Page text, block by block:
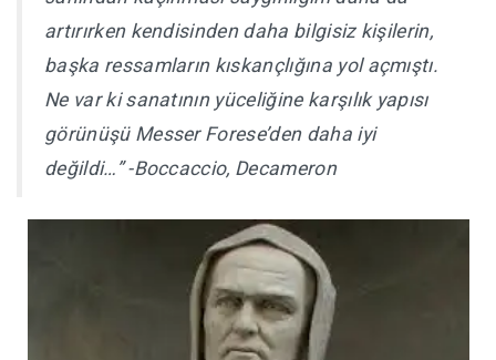
artırırken kendisinden daha bilgisiz kişilerin,
başka ressamların kıskançlığına yol açmıştı.
Ne var ki sanatının yüceliğine karşılık yapısı
görünüşü Messer Forese’den daha iyi
değildi…” -Boccaccio, Decameron